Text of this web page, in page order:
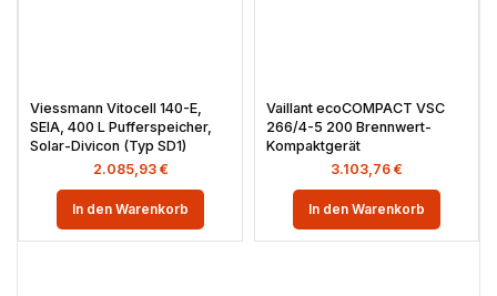
Viessmann Vitocell 140-E,
SEIA, 400 L Pufferspeicher,
Solar-Divicon (Typ SD1)
2.085,93 €
In den Warenkorb
Vaillant ecoCOMPACT VSC
266/4-5 200 Brennwert-
Kompaktgerät
3.103,76 €
In den Warenkorb